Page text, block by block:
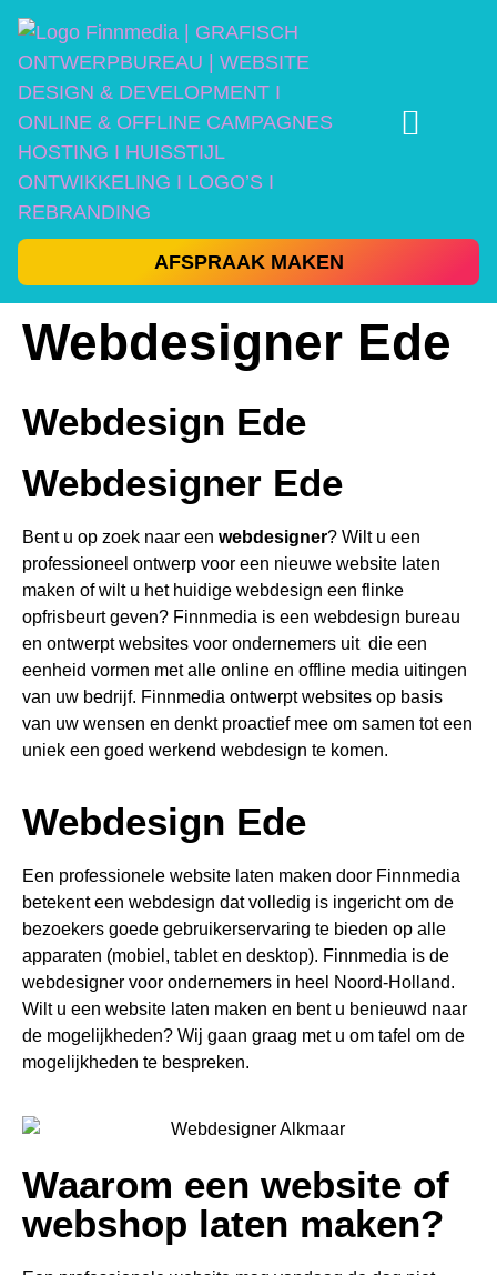
AFSPRAAK MAKEN
Webdesigner Ede
Webdesign Ede
Webdesigner Ede
Bent u op zoek naar een webdesigner? Wilt u een
professioneel ontwerp voor een nieuwe website laten
maken of wilt u het huidige webdesign een flinke
opfrisbeurt geven? Finnmedia is een webdesign bureau
en ontwerpt websites voor ondernemers uit die een
eenheid vormen met alle online en offline media uitingen
van uw bedrijf. Finnmedia ontwerpt websites op basis
van uw wensen en denkt proactief mee om samen tot een
uniek een goed werkend webdesign te komen.
Webdesign Ede
Een professionele website laten maken door Finnmedia
betekent een webdesign dat volledig is ingericht om de
bezoekers goede gebruikerservaring te bieden op alle
apparaten (mobiel, tablet en desktop). Finnmedia is de
webdesigner voor ondernemers in heel Noord-Holland.
Wilt u een website laten maken en bent u benieuwd naar
de mogelijkheden? Wij gaan graag met u om tafel om de
mogelijkheden te bespreken.
Waarom een website of
webshop laten maken?